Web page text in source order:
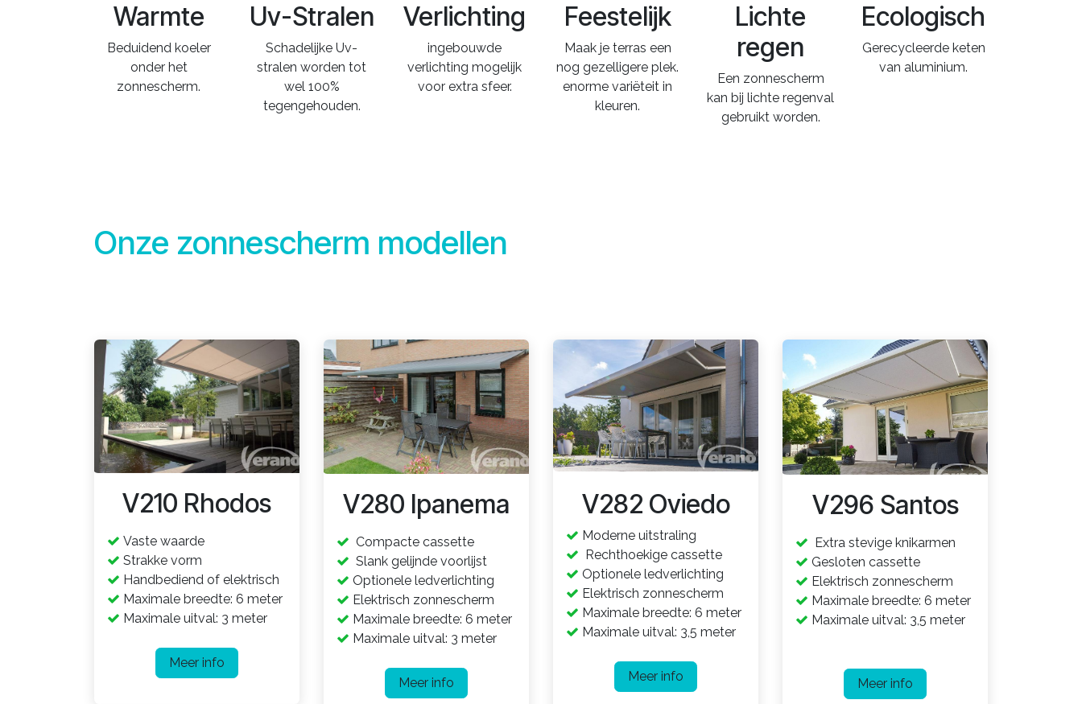
Warmte
Beduidend koeler
onder het
zonnescherm.
Uv-Stralen
Schadelijke Uv-
stralen worden tot
wel 100%
tegengehouden.
Verlichting
ingebouwde
verlichting mogelijk
voor extra sfeer.
Feestelijk
Maak je terras een
nog gezelligere plek.
enorme variëteit in
kleuren.
Lichte
regen
Een zonnescherm
kan bij lichte regenval
gebruikt worden.
Ecologisch
Gerecycleerde keten
van aluminium.
Onze zonnescherm modellen
V210 Rhodos
Vaste waarde
Strakke vorm
Handbediend of elektrisch
Maximale breedte: 6 meter
Maximale uitval: 3 meter
Meer info
V280 Ipanema
Compacte cassette​
Slank gelijnde voorlijst
Optionele ledverlichting
Elektrisch zonnescherm
Maximale breedte: 6 meter
Maximale uitval: 3 meter
Meer info
V282 Oviedo
Moderne uitstraling
Rechthoekige cassette
Optionele ledverlichting
Elektrisch zonnescherm
Maximale breedte: 6 meter
Maximale uitval: 3,5 meter
Meer info
V296 Santos
Extra stevige knikarmen
Gesloten cassette
Elektrisch zonnescherm
Maximale breedte: 6 meter
Maximale uitval: 3,5 meter
Meer info